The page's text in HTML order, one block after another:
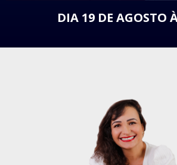
DIA 19 DE AGOSTO